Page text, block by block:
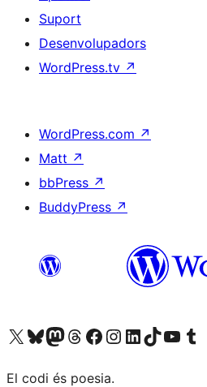
Suport
Desenvolupadors
WordPress.tv ↗
WordPress.com ↗
Matt ↗
bbPress ↗
BuddyPress ↗
Visiteu el nostre compte X (abans Twitter)
Visiteu el nostre compte de Bluesky
Visiteu el nostre compte al Mastodon
Visiteu el nostre compte de Threads
Visiteu la nostra pàgina al Facebook
Visiteu el nostre compte d'Instagram
Visiteu el nostre compte de LinkedIn
Visiteu el nostre compte de TikTok
Visiteu el nostreVisiteu el
El codi és poesia.